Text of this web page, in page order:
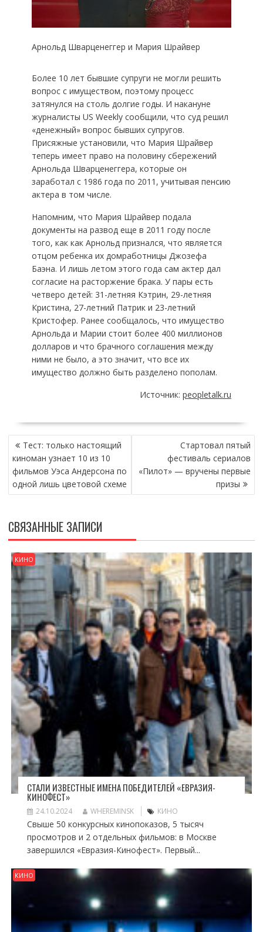
Арнольд Шварценеггер и Мария Шрайвер
Более 10 лет бывшие супруги не могли решить
вопрос с имуществом, поэтому процесс
затянулся на столь долгие годы. И накануне
журналисты US Weekly сообщили, что суд решил
«денежный» вопрос бывших супругов.
Присяжные установили, что Мария Шрайвер
теперь имеет право на половину сбережений
Арнольда Шварценеггера, которые он
заработал с 1986 года по 2011, учитывая пенсию
актера в том числе.
Напомним, что Мария Шрайвер подала
документы на развод еще в 2011 году после
того, как как Арнольд признался, что является
отцом ребенка их домработницы Джозефа
Баэна. И лишь летом этого года сам актер дал
согласие на расторжение брака. У пары есть
четверо детей: 31-летняя Кэтрин, 29-летняя
Кристина, 27-летний Патрик и 23-летний
Кристофер. Ранее сообщалось, что имущество
Арнольда и Марии стоит более 400 миллионов
долларов и что брачного соглашения между
ними не было, а это значит, что все их
имущество должно быть разделено пополам.
Источник:peopletalk.ru
НАВИГАЦИЯ
ПО
ЗАПИСЯМ
Тест: только настоящий
киноман узнает 10 из 10
фильмов Уэса Андерсона по
одной лишь цветовой схеме
Стартовал пятый
фестиваль сериалов
«Пилот» — вручены первые
призы
СВЯЗАННЫЕ ЗАПИСИ
КИНО
СТАЛИ ИЗВЕСТНЫЕ ИМЕНА ПОБЕДИТЕЛЕЙ «ЕВРАЗИЯ-
КИНОФЕСТ»
24.10.2024 WHEREMINSK КИНО
Свыше 50 конкурсных кинопоказов, 5 тысяч
просмотров и 2 отдельных фильмов: в Москве
завершился «Евразия-Кинофест». Первый...
КИНО